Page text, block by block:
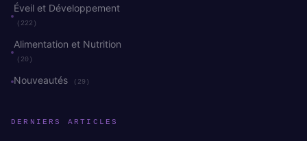
Éveil et Développement
(222)
Alimentation et Nutrition
(20)
Nouveautés (29)
DERNIERS ARTICLES